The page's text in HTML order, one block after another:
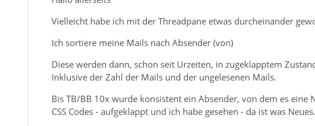
Vielleicht habe ich mit der Threadpane etwas durcheinander
Ich sortiere meine Mails nach Absender (von)
Diese werden dann, schon seit Urzeiten, in zugeklapptem
Inklusive der Zahl der Mails und der ungelesenen Mails.
Bis TB/BB 10x wurde konsistent ein Absender, von dem es
CSS Codes - aufgeklappt und ich habe gesehen - da ist was Neues.